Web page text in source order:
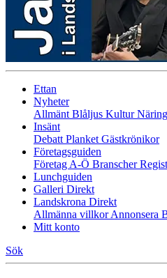
Ettan
Nyheter
Allmänt Blåljus Kultur
Insänt
Debatt Planket Gästkrönikor
Företagsguiden
Företag A-Ö Branscher
Lunchguiden
Galleri Direkt
Landskrona Direkt
Allmänna villkorAnnonsera
Mitt konto
Sök